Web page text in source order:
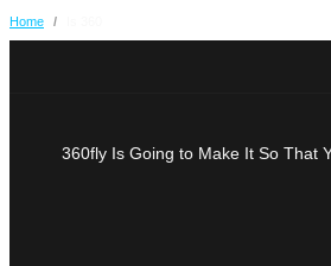
Home /
360fly Is Going to Make It So That